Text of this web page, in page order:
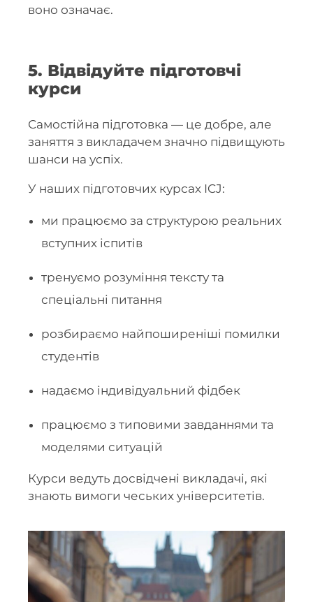
воно означає.
5. Відвідуйте підготовчі
курси
Самостійна підготовка — це добре, але
заняття з викладачем значно підвищують
шанси на успіх.
У наших підготовчих курсах ICJ:
ми працюємо за структурою реальних
вступних іспитів
тренуємо розуміння тексту та
спеціальні питання
розбираємо найпоширеніші помилки
студентів
надаємо індивідуальний фідбек
працюємо з типовими завданнями та
моделями ситуацій
Курси ведуть досвідчені викладачі, які
знають вимоги чеських університетів.